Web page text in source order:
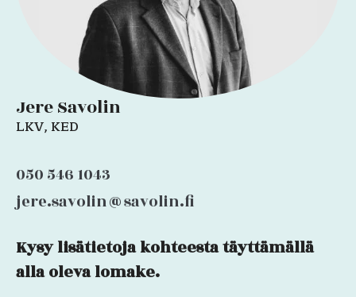
Jere Savolin
LKV, KED
050 546 1043
jere.savolin@savolin.fi
Comments
Kysy lisätietoja kohteesta täyttämällä
alla oleva lomake.